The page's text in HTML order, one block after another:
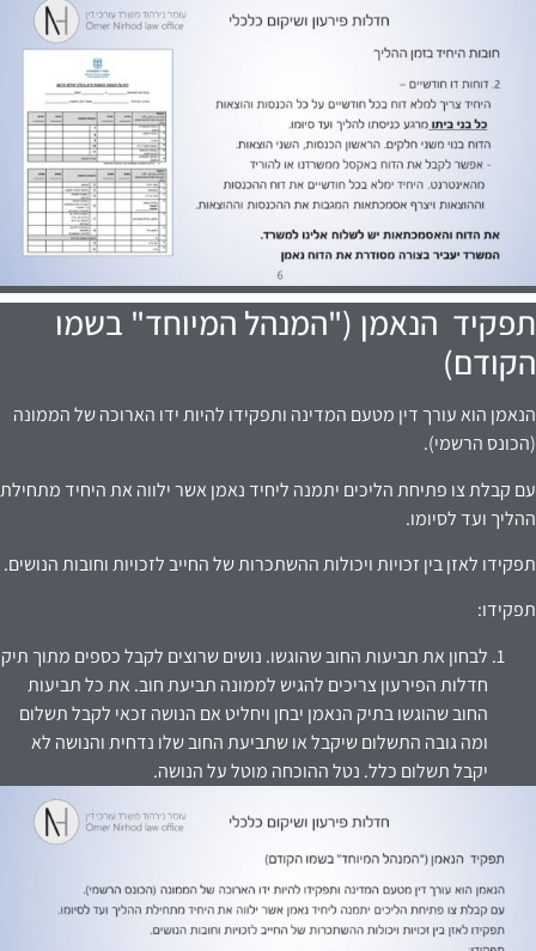
תפקיד הנאמן ("המנהל המיוחד" בשמו
הקודם)
הנאמן הוא עורך דין מטעם המדינה ותפקידו להיות ידו הארוכה של הממונה
(הכונס הרשמי).
עם קבלת צו פתיחת הליכים יתמנה ליחיד נאמן אשר ילווה את היחיד מתחילת
ההליך ועד לסיומו.
תפקידו לאזן בין זכויות ויכולות ההשתכרות של החייב לזכויות וחובות הנושים.
תפקידו:
לבחון את תביעות החוב שהוגשו. נושים שרוצים לקבל כספים מתוך תיק
חדלות הפירעון צריכים להגיש לממונה תביעת חוב. את כל תביעות
החוב שהוגשו בתיק הנאמן יבחן ויחליט אם הנושה זכאי לקבל תשלום
ומה גובה התשלום שיקבל או שתביעת החוב שלו נדחית והנושה לא
יקבל תשלום כלל. נטל ההוכחה מוטל על הנושה.